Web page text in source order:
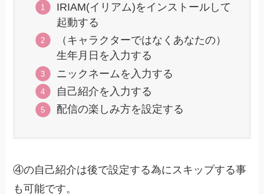
IRIAM(イリアム)をインストールして
起動する
（キャラクターではなくあなたの）
生年月日を入力する
ニックネームを入力する
自己紹介を入力する
配信の楽しみ方を設定する
④の自己紹介は後で設定する為にスキップする事
も可能です。